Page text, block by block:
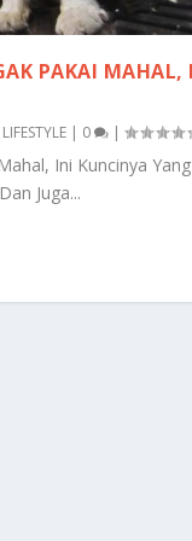
PAKAI MAHAL,
LIFESTYLE | 0 |
Ini Kuncinya Yang
Juga...